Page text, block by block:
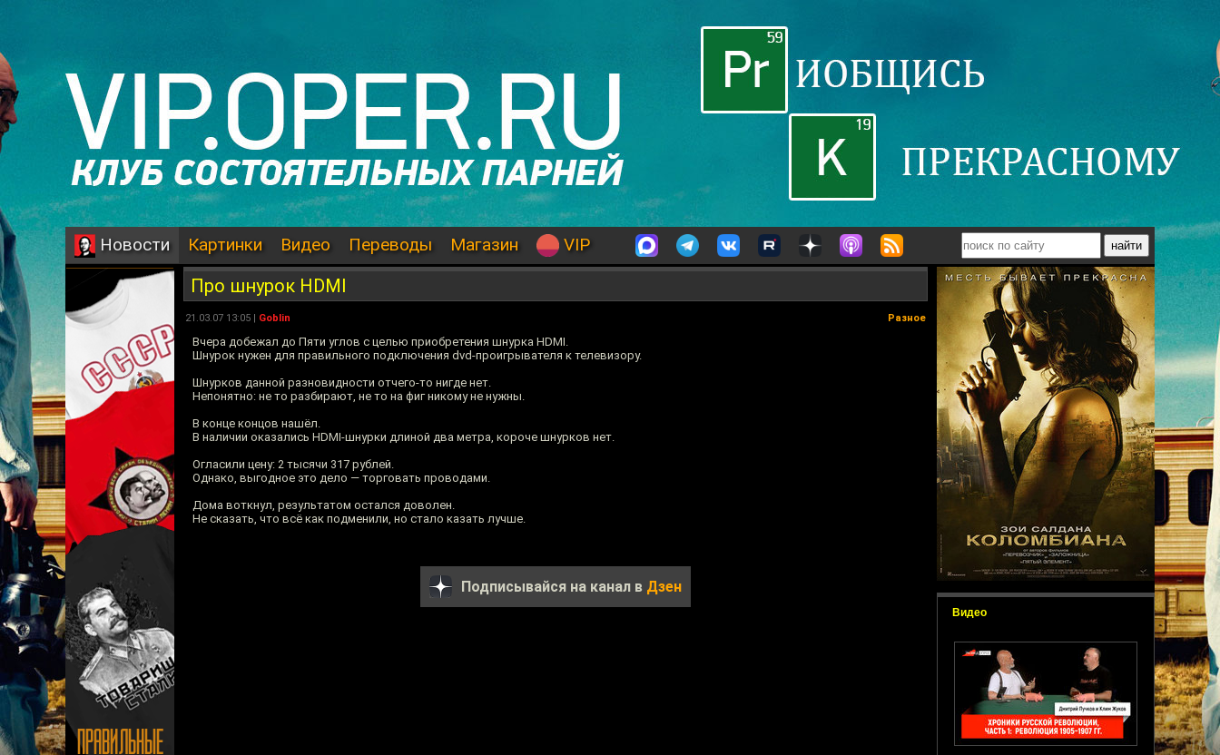
Новости Картинки Видео Переводы Магазин VIP
Видео
Про шнурок HDMI
21.03.07 13:05 | Goblin Разное
Вчера добежал до Пяти углов с целью приобретения шнурка HDMI.
Шнурок нужен для правильного подключения dvd-проигрывателя к телевизору.
Шнурков данной разновидности отчего-то нигде нет.
Непонятно: не то разбирают, не то на фиг никому не нужны.
В конце концов нашёл.
В наличии оказались HDMI-шнурки длиной два метра, короче шнурков нет.
Огласили цену: 2 тысячи 317 рублей.
Однако, выгодное это дело — торговать проводами.
Дома воткнул, результатом остался доволен.
Не сказать, что всё как подменили, но стало казать лучше.
Подписывайся на канал в Дзен